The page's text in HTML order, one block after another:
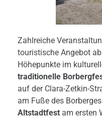
Zahlreiche
touristische Angebot
Höhepunkte im
traditionelle
auf der Clara-Zetkin-
am Fuße des
Altstadtfest am ersten